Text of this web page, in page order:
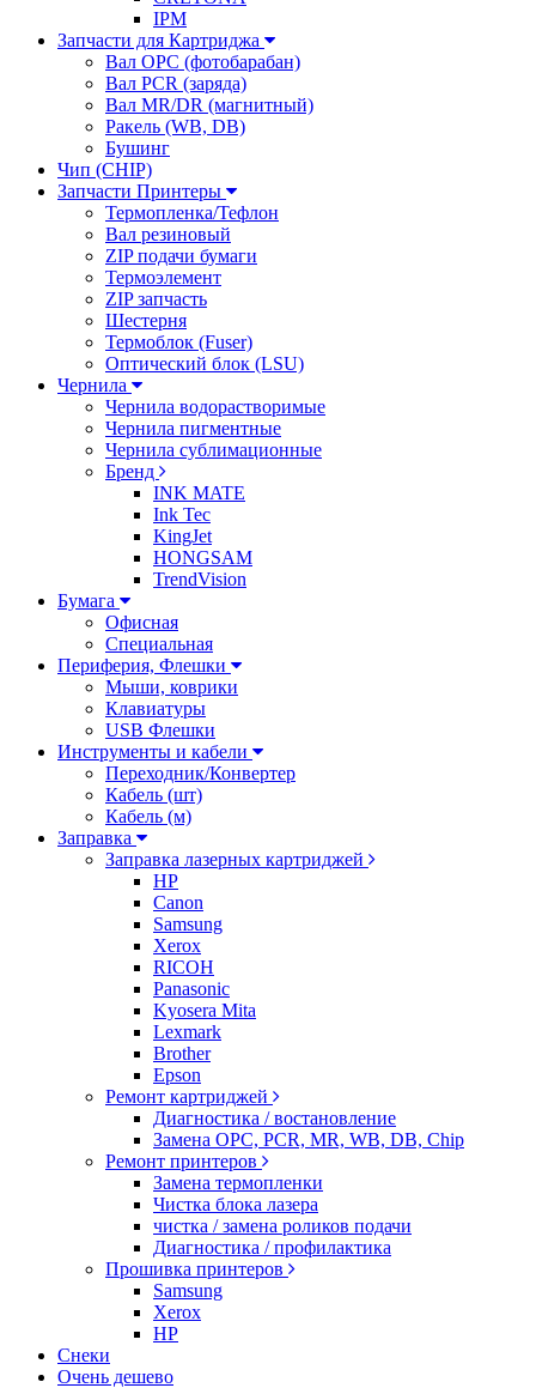
IPM
Запчасти для Картриджа
Вал OPC (фотобарабан)
Вал PCR (заряда)
Вал MR/DR (магнитный)
Ракель (WB, DB)
Бушинг
Чип (CHIP)
Запчасти Принтеры
Термопленка/Тефлон
Вал резиновый
ZIP подачи бумаги
Термоэлемент
ZIP запчасть
Шестерня
Термоблок (Fuser)
Оптический блок (LSU)
Чернила
Чернила водорастворимые
Чернила пигментные
Чернила сублимационные
Бренд
INK MATE
Ink Tec
KingJet
HONGSAM
TrendVision
Бумага
Офисная
Специальная
Периферия, Флешки
Мыши, коврики
Клавиатуры
USB Флешки
Инструменты и кабели
Переходник/Конвертер
Кабель (шт)
Кабель (м)
Заправка
Заправка лазерных картриджей
HP
Canon
Samsung
Xerox
RICOH
Panasonic
Kyosera Mita
Lexmark
Brother
Epson
Ремонт картриджей
Диагностика / востановление
Замена OPC, PCR, MR, WB, DB, Chip
Ремонт принтеров
Замена термопленки
Чистка блока лазера
чистка / замена роликов подачи
Диагностика / профилактика
Прошивка принтеров
Samsung
Xerox
HP
Снеки
Очень дешево